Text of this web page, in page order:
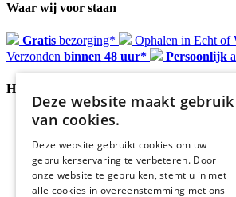
Waar wij voor staan
Gratis bezorging*
Ophalen in Echt of
Verzonden binnen 48 uur* Persoonlijk
Handige Links
Home
Over ons
Blog
Privacyverklaring
Retour- en terugbetalingsbeleid
Deze website maakt gebruik
van cookies.
Deze website gebruikt cookies om uw
gebruikerservaring te verbeteren. Door
onze website te gebruiken, stemt u in met
alle cookies in overeenstemming met ons